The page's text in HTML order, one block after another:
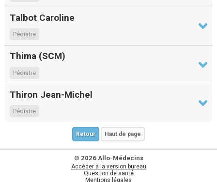
Talbot Caroline
Pédiatre
Thima (SCM)
Pédiatre
Thiron Jean-Michel
Pédiatre
Retour Haut de page
© 2026 Allo-Médecins
Accéder à la version bureau
Question de santé
Mentions légales